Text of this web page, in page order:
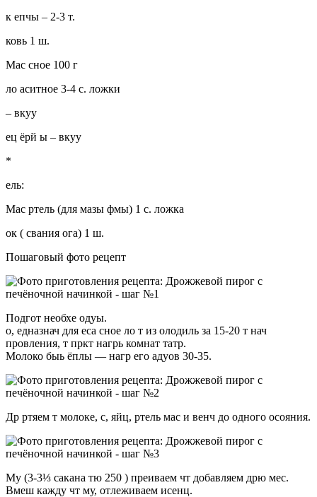
к епчы – 2-3 т.
ковь 1 ш.
Мас сное 100 г
ло аситное 3-4 с. ложки
– вкуу
ец ёрй ы – вкуу
*
ель:
Мас ртель (для мазы фмы) 1 с. ложка
ок ( свания ога) 1 ш.
Пошаговый фото рецепт
Подгот необхе одуы.
о, едназнач для еса сное ло т из олодиль за 15-20 т нач
провления, т пркт нагрь комнат татр.
Молоко быь ёплы — нагр его адуов 30-35.
Др ртяем т молоке, с, яйц, ртель мас и венч до одного осояния.
Му (3-3⅓ сакана тю 250 ) преиваем чт добавляем дрю мес.
Вмеш кажду чт му, отлеживаем исенц.